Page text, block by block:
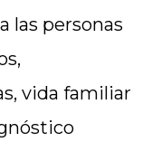
las personas
vida familiar